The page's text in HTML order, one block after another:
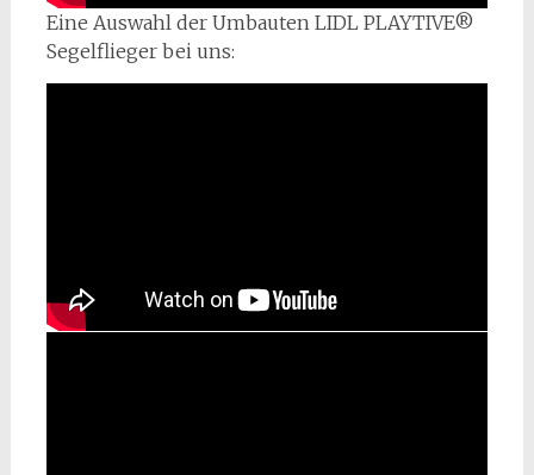
Eine Auswahl der Umbauten LIDL PLAYTIVE®
Segelflieger bei uns: